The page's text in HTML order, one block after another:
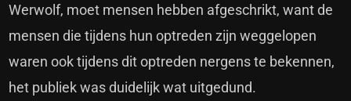
Werwolf, moet mensen hebben afgeschrikt, want de
mensen die tijdens hun optreden zijn weggelopen
waren ook tijdens dit optreden nergens te bekennen,
het publiek was duidelijk wat uitgedund.